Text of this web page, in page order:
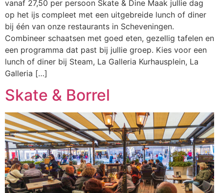
vanaf 27,50 per persoon Skate & Dine Maak jullie dag
op het ijs compleet met een uitgebreide lunch of diner
bij één van onze restaurants in Scheveningen.
Combineer schaatsen met goed eten, gezellig tafelen en
een programma dat past bij jullie groep. Kies voor een
lunch of diner bij Steam, La Galleria Kurhausplein, La
Galleria […]
Skate & Borrel